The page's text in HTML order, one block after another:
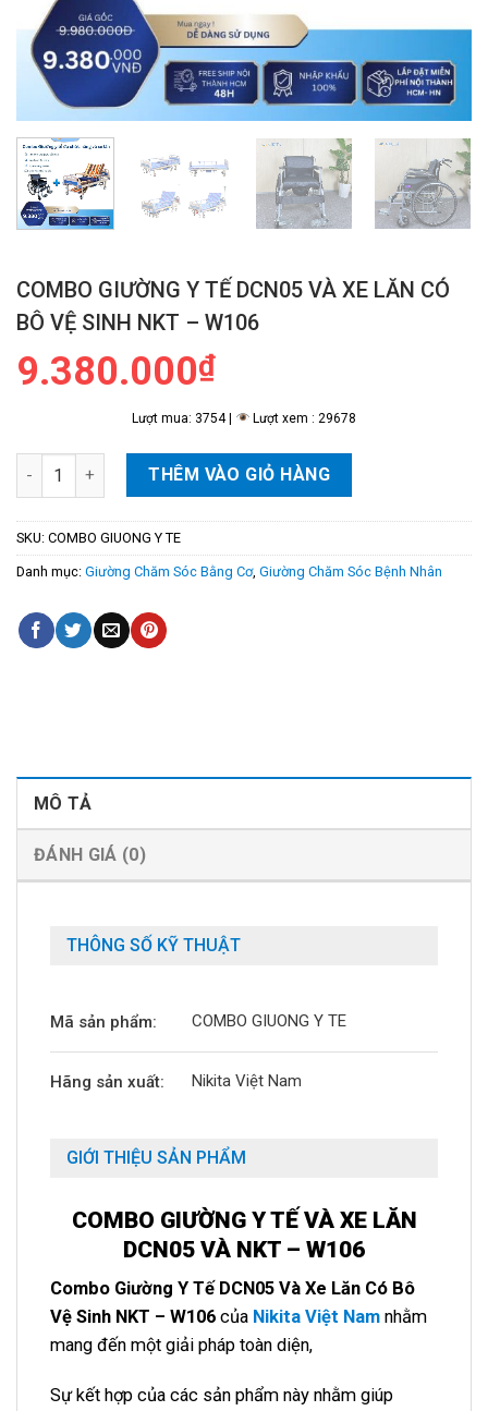
COMBO GIƯỜNG Y TẾ DCN05 VÀ XE LĂN CÓ
BÔ VỆ SINH NKT – W106
9.380.000₫
Lượt mua: 3754 | Lượt xem : 29678
Combo Giường Y Tế DCN05 Và Xe Lăn Có Bô Vệ Sinh NKT -
THÊM VÀO GIỎ HÀNG
SKU: COMBO GIUONG Y TE
Danh mục: Giường Chăm Sóc Bằng Cơ, Giường Chăm Sóc Bệnh Nhân
MÔ TẢ
ĐÁNH GIÁ (0)
THÔNG SỐ KỸ THUẬT
Mã sản phẩm: COMBO GIUONG Y TE
Hãng sản xuất: Nikita Việt Nam
GIỚI THIỆU SẢN PHẨM
COMBO GIƯỜNG Y TẾ VÀ XE LĂN
DCN05 VÀ NKT – W106
Combo Giường Y Tế DCN05 Và Xe Lăn Có Bô
Vệ Sinh NKT – W106 của Nikita Việt Nam nhằm
mang đến một giải pháp toàn diện,
Sự kết hợp của các sản phẩm này nhằm giúp